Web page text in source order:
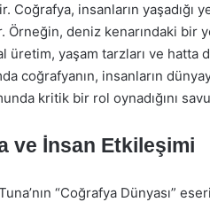
Coğrafya, insanların yaşadığı
Örneğin, deniz kenarındaki bir
üretim, yaşam tarzları ve hatta
coğrafyanın, insanların
kritik bir rol oynadığını
ve İnsan Etkileşimi
“Coğrafya Dünyası”